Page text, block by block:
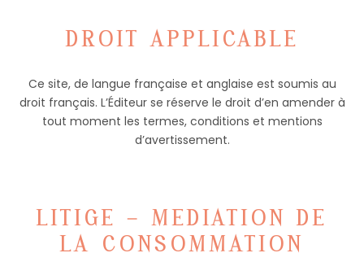
DROIT APPLICABLE
Ce site, de langue française et anglaise est soumis au
droit français. L’Éditeur se réserve le droit d’en amender à
tout moment les termes, conditions et mentions
d’avertissement.
LITIGE - MEDIATION DE
LA CONSOMMATION